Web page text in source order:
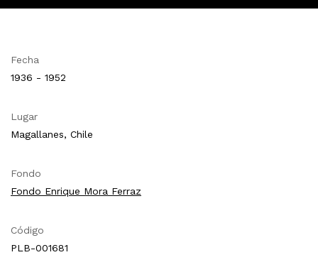
Fecha
1936 - 1952
Lugar
Magallanes, Chile
Fondo
Fondo Enrique Mora Ferraz
Código
PLB-001681